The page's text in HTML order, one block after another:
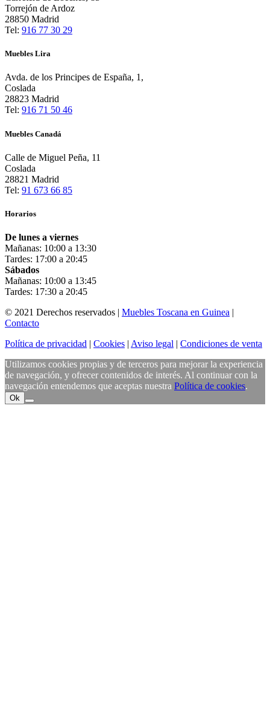
Torrejón de Ardoz
28850 Madrid
Tel: 916 77 30 29
Muebles Lira
Avda. de los Principes de España, 1,
Coslada
28823 Madrid
Tel: 916 71 50 46
Muebles Canadá
Calle de Miguel Peña, 11
Coslada
28821 Madrid
Tel: 91 673 66 85
Horarios
De lunes a viernes
Mañanas: 10:00 a 13:30
Tardes: 17:00 a 20:45
Sábados
Mañanas: 10:00 a 13:45
Tardes: 17:30 a 20:45
© 2021 Derechos reservados | Muebles Toscana en Guinea |
Contacto
Política de privacidad | Cookies | Aviso legal | Condiciones de venta
Utilizamos cookies propias y de terceros para mejorar la experiencia
de navegación, y ofrecer contenidos de interés. Al continuar con la
navegación entendemos que aceptas nuestra Política de cookies.
Ok